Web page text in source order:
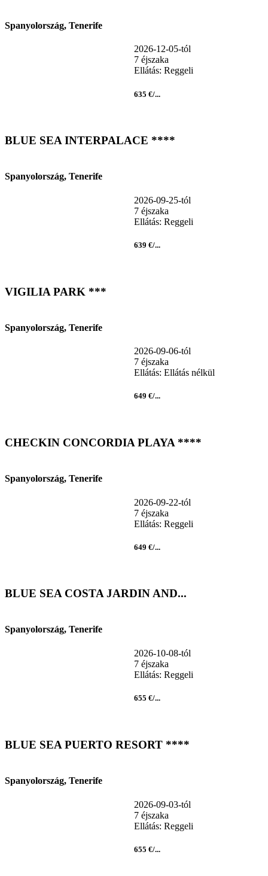
Spanyolország, Tenerife
2026-12-05-tól
7 éjszaka
Ellátás: Reggeli
635 €/...
BLUE SEA INTERPALACE ****
Spanyolország, Tenerife
2026-09-25-tól
7 éjszaka
Ellátás: Reggeli
639 €/...
VIGILIA PARK ***
Spanyolország, Tenerife
2026-09-06-tól
7 éjszaka
Ellátás: Ellátás nélkül
649 €/...
CHECKIN CONCORDIA PLAYA ****
Spanyolország, Tenerife
2026-09-22-tól
7 éjszaka
Ellátás: Reggeli
649 €/...
BLUE SEA COSTA JARDIN AND...
Spanyolország, Tenerife
2026-10-08-tól
7 éjszaka
Ellátás: Reggeli
655 €/...
BLUE SEA PUERTO RESORT ****
Spanyolország, Tenerife
2026-09-03-tól
7 éjszaka
Ellátás: Reggeli
655 €/...